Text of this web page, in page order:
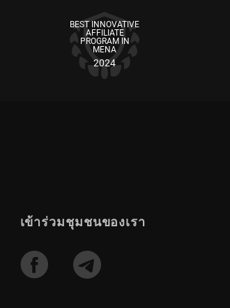
BEST INNOVATIVE
AFFILIATE
PROGRAM IN
MENA
2024
เข้าร่วมชุมชนของเรา